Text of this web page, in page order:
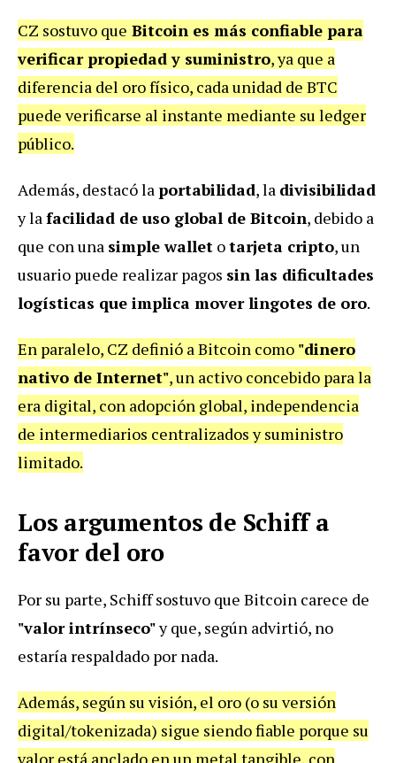
CZ sostuvo que Bitcoin es más confiable para
verificar propiedad y suministro, ya que a
diferencia del oro físico, cada unidad de BTC
puede verificarse al instante mediante su ledger
público.
Además, destacó la portabilidad, la divisibilidad
y la facilidad de uso global de Bitcoin, debido a
que con una simple wallet otarjeta cripto, un
usuario puede realizar pagos sin las dificultades
logísticas que implica mover lingotes de oro.
En paralelo, CZ definió a Bitcoin como "dinero
nativo de Internet", un activo concebido para la
era digital, con adopción global, independencia
de intermediarios centralizados y suministro
limitado.
Los argumentos de Schiff a
favor del oro
Por su parte, Schiff sostuvo que Bitcoin carece de
"valor intrínseco"y que, según advirtió, no
estaría respaldado por nada.
Además, según su visión, el oro (o su versión
digital/tokenizada) sigue siendo fiable porque su
valor está anclado en un metal tangible, con